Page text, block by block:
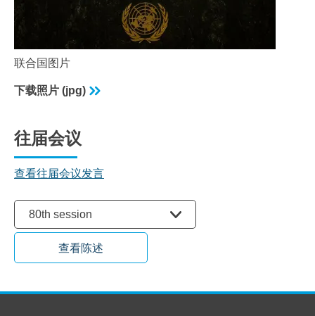
联合国图片
下载照片 (jpg)
往届会议
查看往届会议发言
80th session
查看陈述